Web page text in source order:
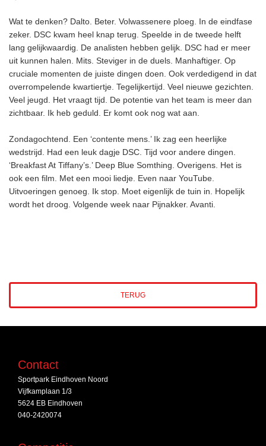
Wat te denken? Dalto. Beter. Volwassenere ploeg. In de eindfase
zeker. DSC kwam heel knap terug. Speelde in de tweede helft
lang gelijkwaardig. De analisten hebben gelijk. DSC had er meer
uit kunnen halen. Mits. Steviger in de duels. Manhaftiger. Op
cruciale momenten de juiste dingen doen. Ook verdedigend in dat
overrompelende kwartiertje. Tegelijkertijd. Veel nieuwe gezichten.
Veel jeugd. Het vraagt tijd. De potentie van het team is meer dan
zichtbaar. Ik heb geduld. Er komt ook nog wat aan.
Zondagochtend. Een ‘contente mens.’ Ik zag een heerlijke
wedstrijd. Had een leuk dagje DSC. Tijd voor andere dingen.
‘Breakfast At Tiffany’s.’ Deep Blue Somthing. Overigens. Het is
ook een film. Met een mooi liedje. Even naar YouTube.
Uitvoeringen genoeg. Ik stop. Moet eigenlijk de tuin in. Hopelijk
wordt het droog. Volgende week naar Pijnakker. Avanti.
TERUG
Contact
Sportpark Eindhoven Noord
Vijfkamplaan 1/3
5624 EB Eindhoven
040-2420074